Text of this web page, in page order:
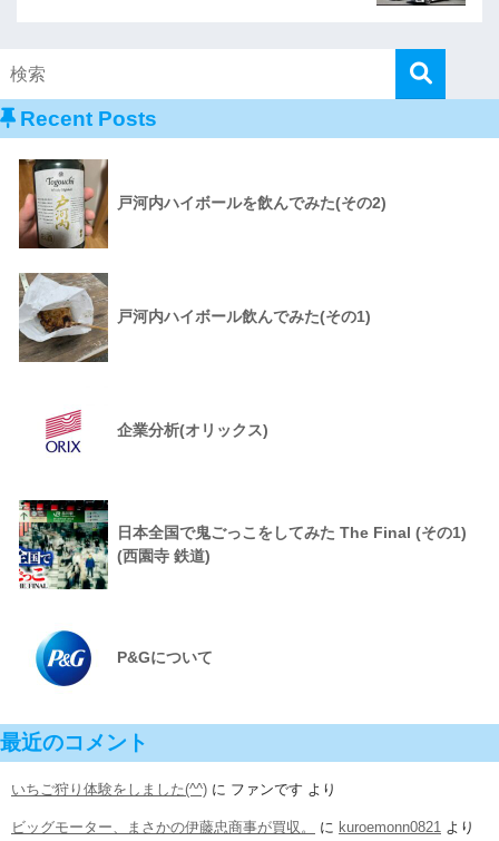
Recent Posts
戸河内ハイボールを飲んでみた(その2)
戸河内ハイボール飲んでみた(その1)
企業分析(オリックス)
日本全国で鬼ごっこをしてみた The Final (その1)
(西園寺 鉄道)
P&Gについて
最近のコメント
いちご狩り体験をしました(^^) に ファンです より
ビッグモーター、まさかの伊藤忠商事が買収。 に kuroemonn0821 より